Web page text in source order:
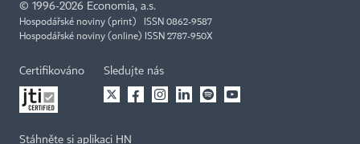
© 1996-2026 Economia, a.s.
Hospodářské noviny (print) ISSN 0862-9587
Hospodářské noviny (online) ISSN 2787-950X
Certifikováno Sledujte nás
Stáhněte si aplikaci HN